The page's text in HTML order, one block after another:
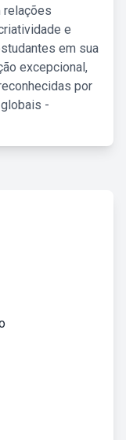
relações
e
em sua
excepcional,
por
-